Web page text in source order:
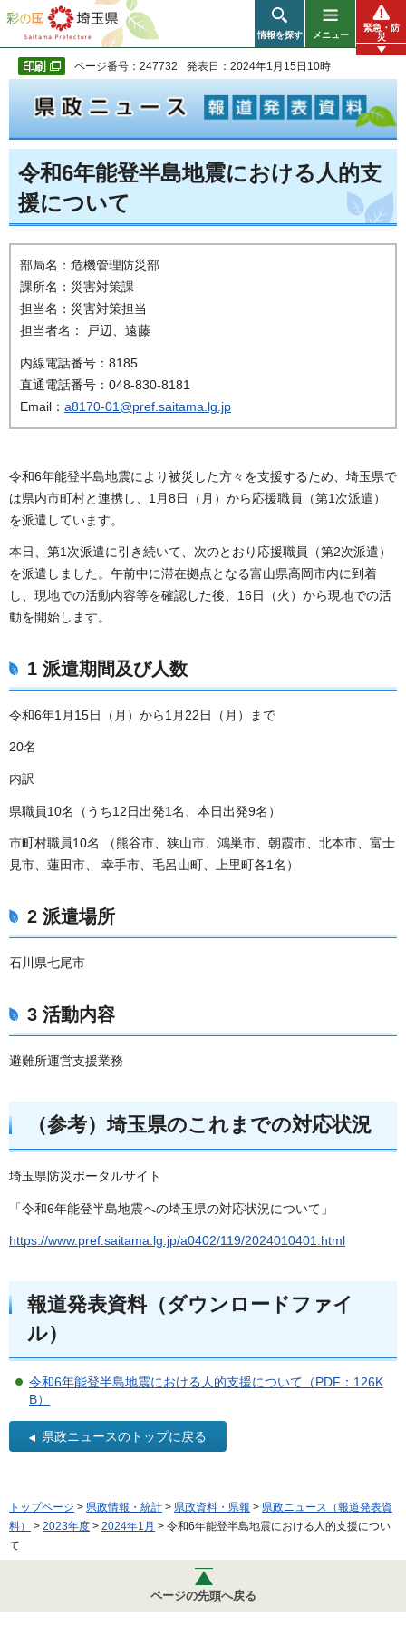
彩の国 埼玉県
情報を探す メニュー
緊急・防
災
ページ番号：247732 発表日：2024年1月15日10時
令和6年能登半島地震における人的支
援について
部局名：危機管理防災部
課所名：災害対策課
担当名：災害対策担当
担当者名： 戸辺、遠藤
内線電話番号：8185
直通電話番号：048-830-8181
Email： a8170-01@pref.saitama.lg.jp
令和6年能登半島地震により被災した方々を支援するため、埼玉県で
は県内市町村と連携し、1月8日（月）から応援職員（第1次派遣）
を派遣しています。
本日、第1次派遣に引き続いて、次のとおり応援職員（第2次派遣）
を派遣しました。午前中に滞在拠点となる富山県高岡市内に到着
し、現地での活動内容等を確認した後、16日（火）から現地での活
動を開始します。
1 派遣期間及び人数
令和6年1月15日（月）から1月22日（月）まで
20名
内訳
県職員10名（うち12日出発1名、本日出発9名）
市町村職員10名 （熊谷市、狭山市、鴻巣市、朝霞市、北本市、富士
見市、蓮田市、 幸手市、毛呂山町、上里町各1名）
2 派遣場所
石川県七尾市
3 活動内容
避難所運営支援業務
（参考）埼玉県のこれまでの対応状況
埼玉県防災ポータルサイト
「令和6年能登半島地震への埼玉県の対応状況について」
https://www.pref.saitama.lg.jp/a0402/119/2024010401.html
報道発表資料（ダウンロードファイ
ル）
令和6年能登半島地震における人的支援について（PDF：126K
B）
県政ニュースのトップに戻る
トップページ > 県政情報・統計 > 県政資料・県報 > 県政ニュース（報道発表資
料）
> 2023年度 > 2024年1月 > 令和6年能登半島地震における人的支援につい
て
ページの先頭へ戻る